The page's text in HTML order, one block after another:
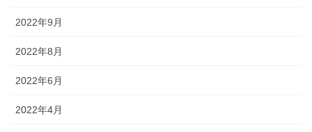
2022年9月
2022年8月
2022年6月
2022年4月